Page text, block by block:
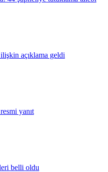
açıklama geldi
yanıt
belli oldu